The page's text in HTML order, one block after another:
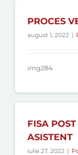
PROCES
august 1, 2022 |
img284
FISA
ASISTENT
iulie 27, 2022 |